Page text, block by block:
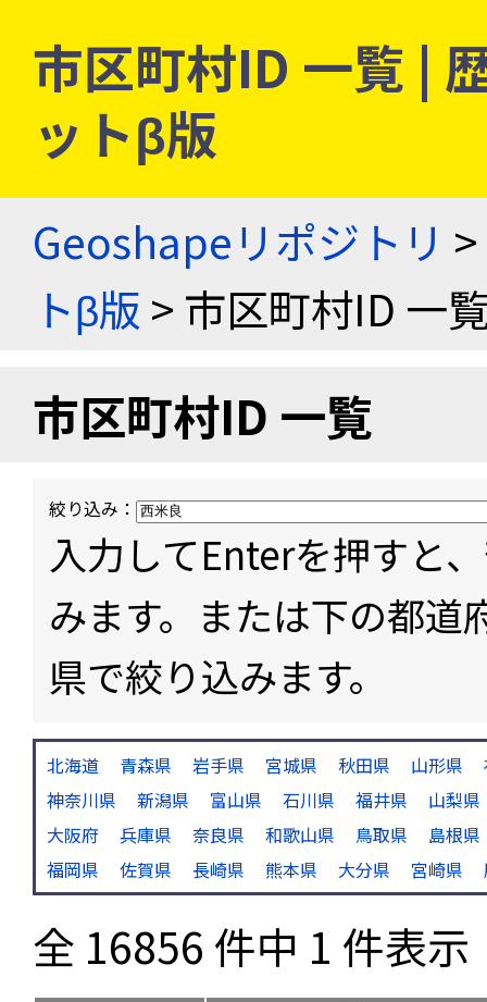
市区町村ID 一覧 |
ットβ版
Geoshapeリポジトリ >
トβ版 > 市区町村ID 一
市区町村ID 一覧
絞り込み：
入力してEnterを押すと
みます。または下の都道
県で絞り込みます。
北海道 青森県 岩手県 宮城県 秋田県 山形県
神奈川県
新潟県 富山県 石川県 福井県
山梨県
大阪府
兵庫県 奈良県 和歌山県 鳥取県
島根県
福岡県
佐賀県 長崎県 熊本県 大分県 宮崎県
全 16856 件中 1 件表示